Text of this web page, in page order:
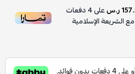
ر.س على4دفعات
الشريعة الإسلامية